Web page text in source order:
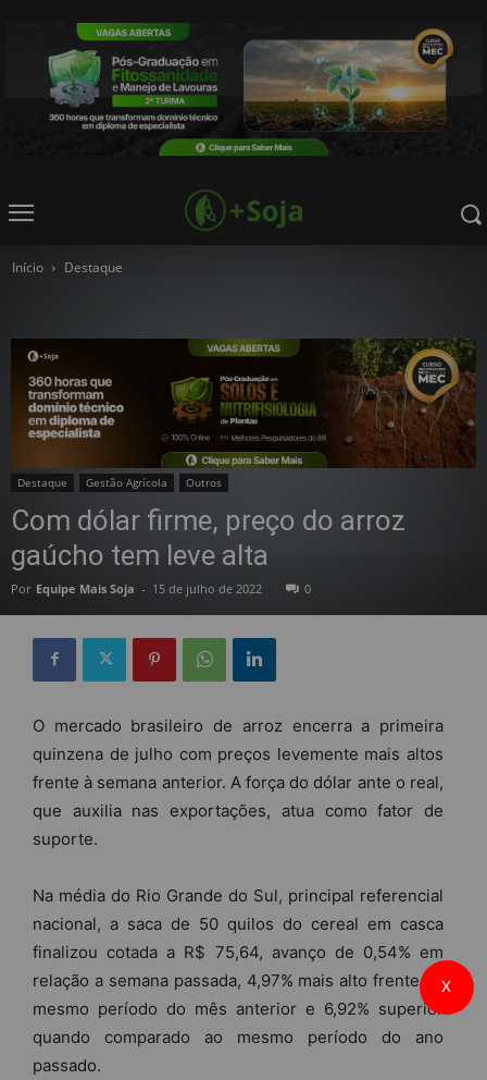
Início Destaque
Destaque Gestão Agrícola Outros
Com dólar firme, preço do arroz
gaúcho tem leve alta
Por Equipe Mais Soja - 15 de julho de 2022 0
O mercado brasileiro de arroz encerra a primeira
quinzena de julho com preços levemente mais altos
frente à semana anterior. A força do dólar ante o real,
que auxilia nas exportações, atua como fator de
suporte.
Na média do Rio Grande do Sul, principal referencial
nacional, a saca de 50 quilos do cereal em casca
finalizou cotada a R$ 75,64, avanço de 0,54% em
relação a semana passada, 4,97% mais alto frente ao
mesmo período do mês anterior e 6,92% superior
quando comparado ao mesmo período do ano
passado.
X